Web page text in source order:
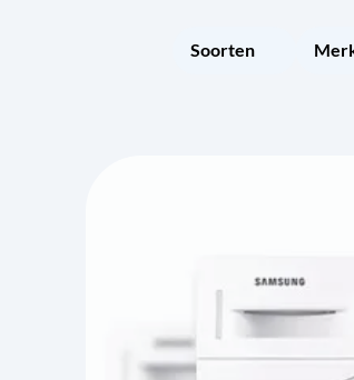
Soorten